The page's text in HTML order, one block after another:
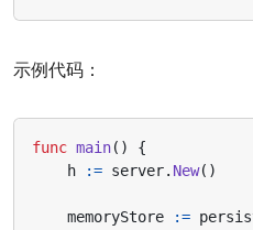
示例代码：
func main()
{
h
:= server. New()
memoryStore :=